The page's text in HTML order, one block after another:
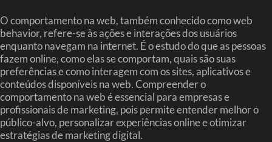
O comportamento na web, também conhecido como web
behavior, refere-se às ações e interações dos usuários
enquanto navegam na internet. É o estudo do que as pessoas
fazem online, como elas se comportam, quais são suas
preferências e como interagem com os sites, aplicativos e
conteúdos disponíveis na web. Compreender o
comportamento na web é essencial para empresas e
profissionais de marketing, pois permite entender melhor o
público-alvo, personalizar experiências online e otimizar
estratégias de marketing digital.